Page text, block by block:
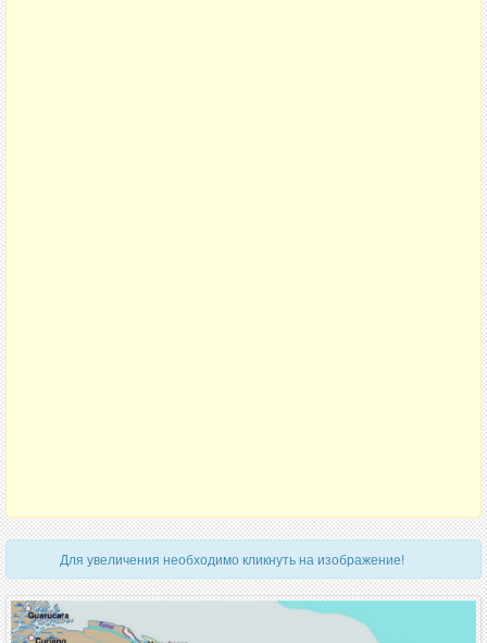
Для увеличения необходимо кликнуть на изображение!